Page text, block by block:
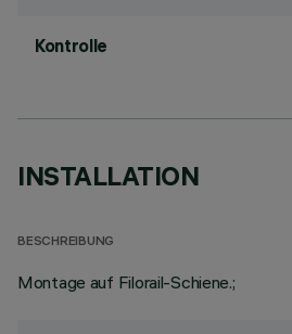
Kontrolle
INSTALLATION
BESCHREIBUNG
Montage auf Filorail-Schiene.;